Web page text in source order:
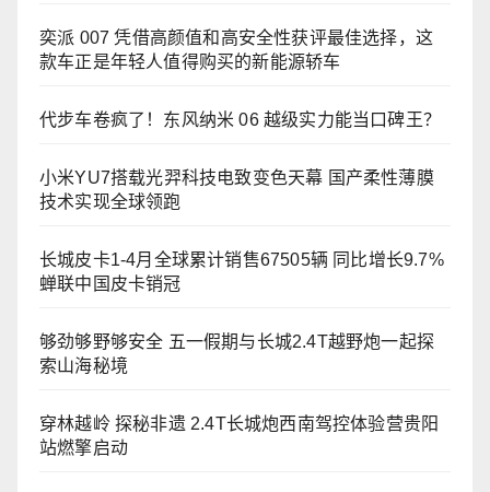
奕派 007 凭借高颜值和高安全性获评最佳选择，这
款车正是年轻人值得购买的新能源轿车
代步车卷疯了！东风纳米 06 越级实力能当口碑王？
小米YU7搭载光羿科技电致变色天幕 国产柔性薄膜
技术实现全球领跑
长城皮卡1-4月全球累计销售67505辆 同比增长9.7%
蝉联中国皮卡销冠
够劲够野够安全 五一假期与长城2.4T越野炮一起探
索山海秘境
穿林越岭 探秘非遗 2.4T长城炮西南驾控体验营贵阳
站燃擎启动